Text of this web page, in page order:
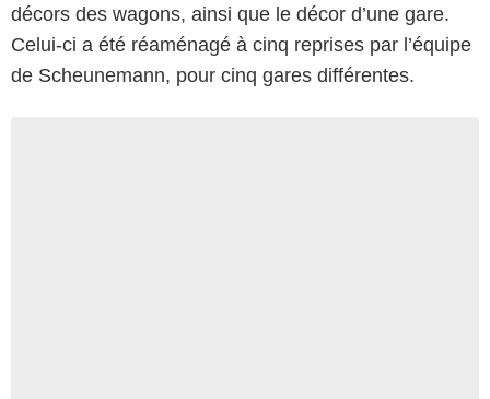
décors des wagons, ainsi que le décor d’une gare.
Celui-ci a été réaménagé à cinq reprises par l’équipe
de Scheunemann, pour cinq gares différentes.